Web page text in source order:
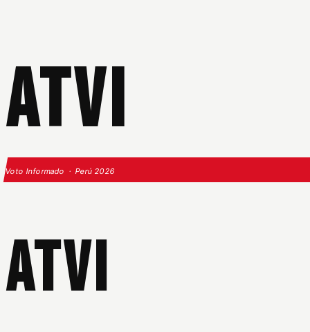
ATVI
Voto Informado · Perú 2026
ATVI